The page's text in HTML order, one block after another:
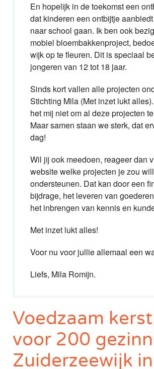
En hopelijk in de toekomst een
dat kinderen een ontbijtje
naar school gaan. Ik ben ook
mobiel bloembakkenproject,
wijk op te fleuren. Dit is speciaal
jongeren van 12 tot 18 jaar.
Sinds kort vallen alle projecten
Stichting Mila (Met inzet lukt
het mij niet om al deze projecten
Maar samen staan we sterk, dat
dag!
Wil jij ook meedoen, reageer dan
website welke projecten je zou
ondersteunen. Dat kan door een
bijdrage, het leveren van
het inbrengen van kennis en
Met inzet lukt alles!
Voor nu voor jullie allemaal een
Liefs, Mila Romijn.
Voedzaam
voor 200
Zuiderzeewijk in